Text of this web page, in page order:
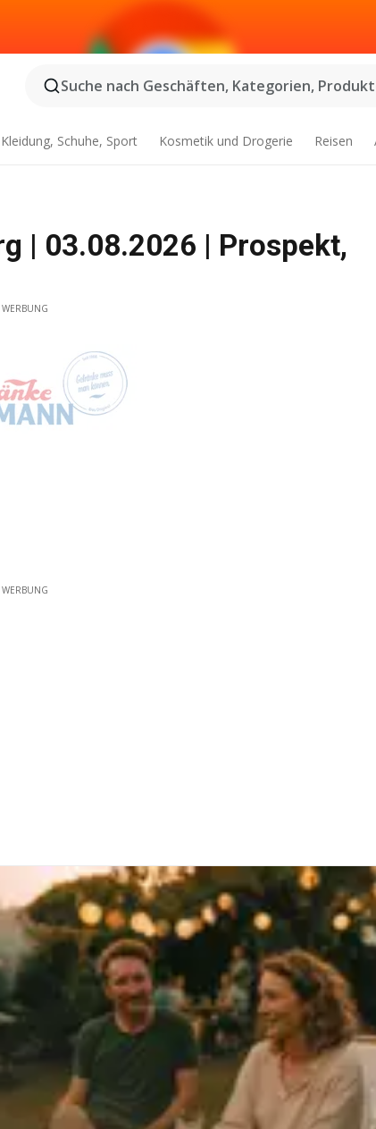
Suche nach Geschäften, Kategorien,
Kleidung, Schuhe, Sport Kosmetik und Drogerie Reisen
| 03.08.2026 | Prospekt,
WERBUNG
WERBUNG